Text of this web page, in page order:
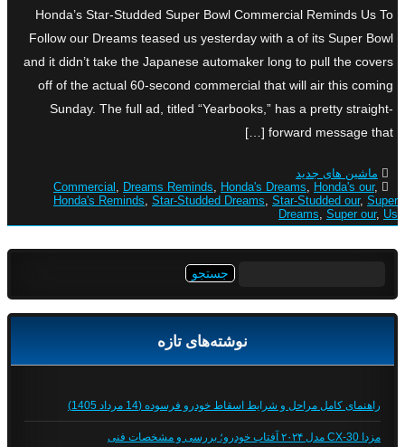
Honda’s Star-Studded Super Bowl Commercial Reminds Us To
Follow our Dreams teased us yesterday with a of its Super Bowl
and it didn’t take the Japanese automaker long to pull the covers
off of the actual 60-second commercial that will air this coming
Sunday. The full ad, titled “Yearbooks,” has a pretty straight-
forward message that […]
ماشین های جدید
Commercial , Dreams Reminds, Honda's Dreams, Honda's our,
Honda's Reminds, Star-Studded Dreams, Star-Studded our, Super
Dreams, Super our, Us
نوشته‌های تازه
راهنمای کامل مراحل و شرایط اسقاط خودرو فرسوده (14 مرداد 1405)
مزدا CX-30 مدل ۲۰۲۴ آفتاب خودرو؛ بررسی و مشخصات فنی